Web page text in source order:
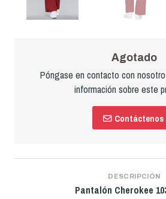
Agotado
Póngase en contacto con
información sobre este
Contáctenos
DESCRIPCIÓN
Pantalón Cherokee